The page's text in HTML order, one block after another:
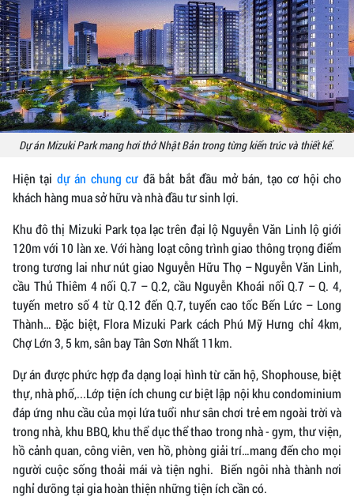
Dự án Mizuki Park mang hơi thở Nhật Bản trong từng kiến trúc và thiết kế.
Hiện tại dự án chung cư đã bắt bắt đầu mở bán, tạo cơ hội cho
khách hàng mua sở hữu và nhà đầu tư sinh lợi.
Khu đô thị Mizuki Park tọa lạc trên đại lộ Nguyễn Văn Linh lộ giới
120m với 10 làn xe. Với hàng loạt công trình giao thông trọng điểm
trong tương lai như nút giao Nguyễn Hữu Thọ – Nguyễn Văn Linh,
cầu Thủ Thiêm 4 nối Q.7 – Q.2, cầu Nguyễn Khoái nối Q.7 – Q. 4,
tuyến metro số 4 từ Q.12 đến Q.7, tuyến cao tốc Bến Lức – Long
Thành… Đặc biệt, Flora Mizuki Park cách Phú Mỹ Hưng chỉ 4km,
Chợ Lớn 3, 5 km, sân bay Tân Sơn Nhất 11km.
Dự án được phức hợp đa dạng loại hình từ căn hộ, Shophouse, biệt
thự, nhà phố,...Lớp tiện ích chung cư biệt lập nội khu condominium
đáp ứng nhu cầu của mọi lứa tuổi như sân chơi trẻ em ngoài trời và
trong nhà, khu BBQ, khu thể dục thể thao trong nhà - gym, thư viện,
hồ cảnh quan, công viên, ven hồ, phòng giải trí…mang đến cho mọi
người cuộc sống thoải mái và tiện nghi. Biến ngôi nhà thành nơi
nghỉ dưỡng tại gia hoàn thiện những tiện ích cần có.